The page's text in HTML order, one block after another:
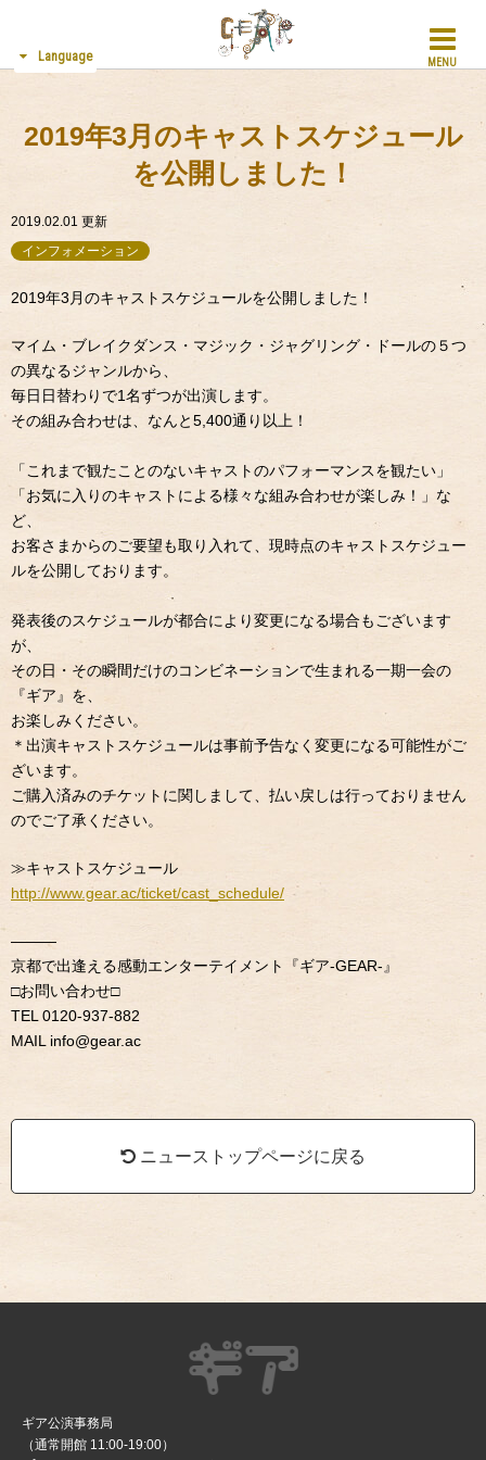
MENU
Language
2019年3月のキャストスケジュール
を公開しました！
2019.02.01 更新
インフォメーション
2019年3月のキャストスケジュールを公開しました！
マイム・ブレイクダンス・マジック・ジャグリング・ドールの５つ
の異なるジャンルから、
毎日日替わりで1名ずつが出演します。
その組み合わせは、なんと5,400通り以上！
「これまで観たことのないキャストのパフォーマンスを観たい」
「お気に入りのキャストによる様々な組み合わせが楽しみ！」な
ど、
お客さまからのご要望も取り入れて、現時点のキャストスケジュー
ルを公開しております。
発表後のスケジュールが都合により変更になる場合もございます
が、
その日・その瞬間だけのコンビネーションで生まれる一期一会の
『ギア』を、
お楽しみください。
＊出演キャストスケジュールは事前予告なく変更になる可能性がご
ざいます。
ご購入済みのチケットに関しまして、払い戻しは行っておりません
のでご了承ください。
≫キャストスケジュール
http://www.gear.ac/ticket/cast_schedule/
———
京都で出逢える感動エンターテイメント『ギア-GEAR-』
□お問い合わせ□
TEL 0120-937-882
MAIL info@gear.ac
ニューストップページに戻る
ギア公演事務局
（通常開館 11:00-19:00）